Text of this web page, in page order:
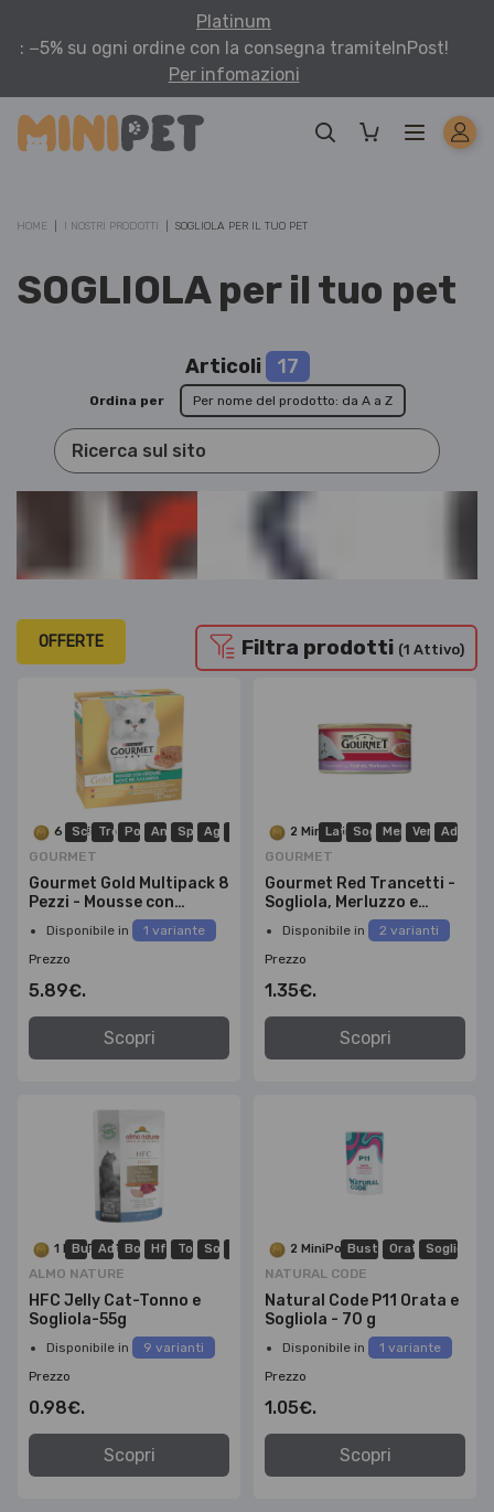
Platinum
: −5% su ogni ordine con la consegna tramiteInPost!
Per infomazioni
HOME I NOSTRI PRODOTTI SOGLIOLA PER IL TUO PET
SOGLIOLA per il tuo pet
Articoli 17
Ordina per
OFFERTE Filtra prodotti (1 Attivo)
6 MiniPoints
ScatolaTrotaPomodori
AnatraSpinaciAgnelloFagioliniSogliola
CaroteVerdure
AdultoLattina
GOURMET
Gourmet Gold Multipack 8
Pezzi - Mousse con
Disponibile in
1 variante
Prezzo
5.89€.
Scopri
2 MiniPoints
LattinaSogliolaMerluzzoVerdureAdulto
GOURMET
Gourmet Red Trancetti -
Sogliola, Merluzzo e
Verdure - 195g
Disponibile in
2 varianti
Prezzo
1.35€.
Scopri
1 MiniPoints
BustinaAdultoBoli Di Pelo
Hfc TonnoSogliolaGluten Free
ALMO NATURE
HFC Jelly Cat-Tonno e
Sogliola-55g
Disponibile in
9 varianti
Prezzo
0.98€.
Scopri
2 MiniPointsBustinaOrataSogliola
NATURAL CODE
Natural Code P11 Orata e
Sogliola - 70 g
Disponibile in
1 variante
Prezzo
1.05€.
Scopri